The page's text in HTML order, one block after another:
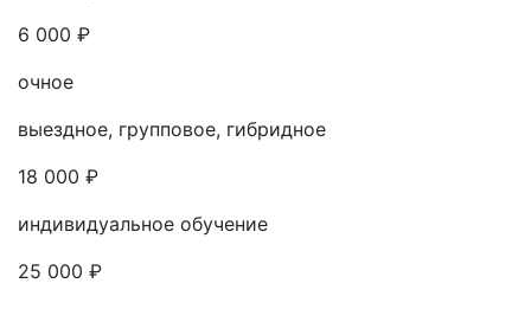
6 000 ₽
очное
выездное, групповое, гибридное
18 000 ₽
индивидуальное обучение
25 000 ₽